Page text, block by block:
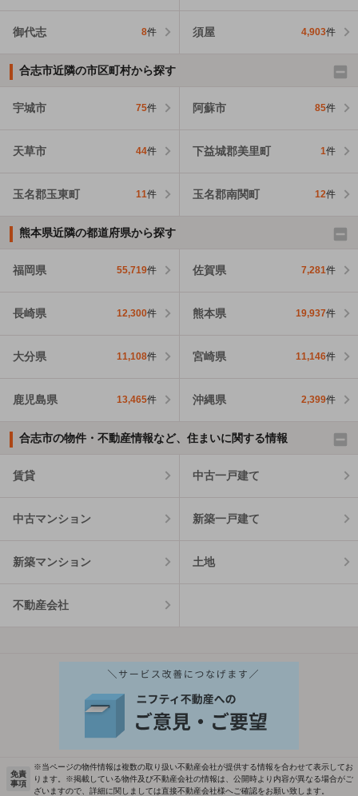
御代志 8件 須屋 4,903件
合志市近隣の市区町村から探す
宇城市 75件 阿蘇市 85件
天草市 44件 下益城郡美里町 1件
玉名郡玉東町 11件 玉名郡南関町 12件
熊本県近隣の都道府県から探す
福岡県 55,719件 佐賀県 7,281件
長崎県 12,300件 熊本県 19,937件
大分県 11,108件 宮崎県 11,146件
鹿児島県 13,465件 沖縄県 2,399件
合志市の物件・不動産情報など、住まいに関する情報
賃貸 中古一戸建て
中古マンション 新築一戸建て
新築マンション 土地
不動産会社
免責
事項
※当ページの物件情報は複数の取り扱い不動産会社が提供する情報を合わせて表示してお
ります。※掲載している物件及び不動産会社の情報は、公開時より内容が異なる場合がご
ざいますので、詳細に関しましては直接不動産会社様へご確認をお願い致します。